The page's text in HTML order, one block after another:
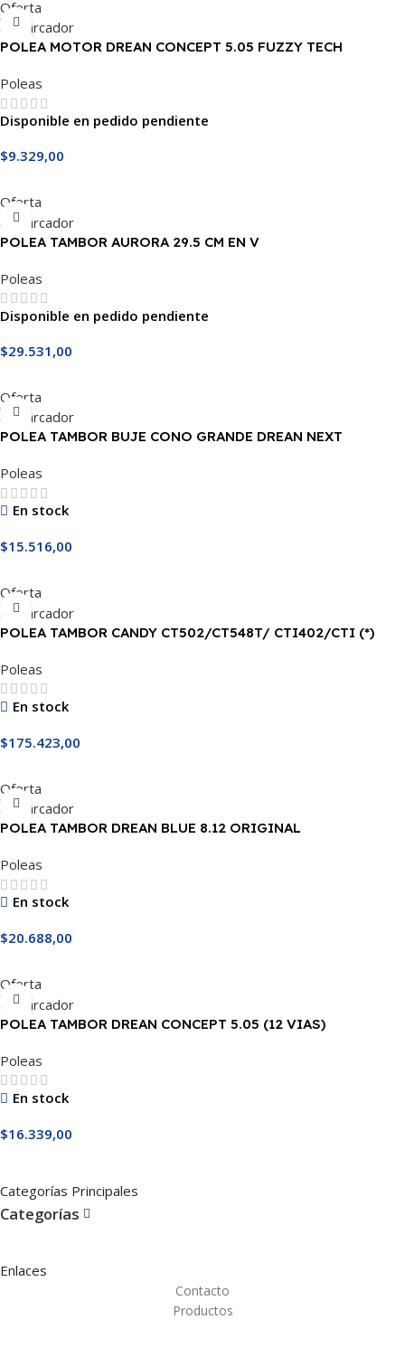
Oferta
POLEA MOTOR DREAN CONCEPT 5.05 FUZZY TECH
Poleas
Disponible en pedido pendiente
$9.329,00
Oferta
POLEA TAMBOR AURORA 29.5 CM EN V
Poleas
Disponible en pedido pendiente
$29.531,00
Oferta
POLEA TAMBOR BUJE CONO GRANDE DREAN NEXT
Poleas
En stock
$15.516,00
Oferta
POLEA TAMBOR CANDY CT502/CT548T/ CTI402/CTI (*)
Poleas
En stock
$175.423,00
Oferta
POLEA TAMBOR DREAN BLUE 8.12 ORIGINAL
Poleas
En stock
$20.688,00
Oferta
POLEA TAMBOR DREAN CONCEPT 5.05 (12 VIAS)
Poleas
En stock
$16.339,00
Categorías Principales
Categorías
Enlaces
Contacto
Productos